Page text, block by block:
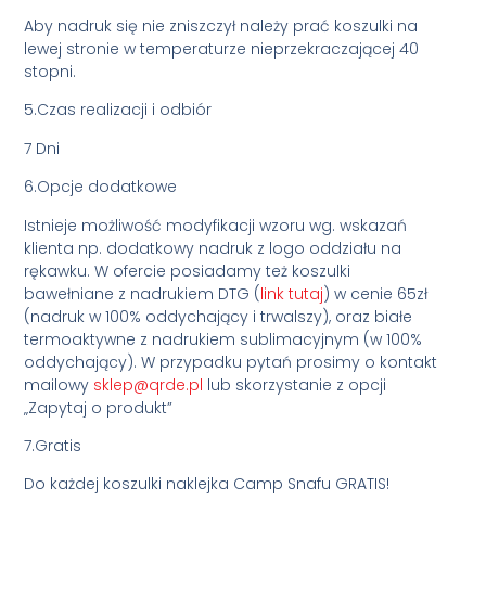
Aby nadruk się nie zniszczył należy prać koszulki na
lewej stronie w temperaturze nieprzekraczającej 40
stopni.
5.Czas realizacji i odbiór
7 Dni
6.Opcje dodatkowe
Istnieje możliwość modyfikacji wzoru wg. wskazań
klienta np. dodatkowy nadruk z logo oddziału na
rękawku. W ofercie posiadamy też koszulki
bawełniane z nadrukiem DTG (link tutaj) w cenie 65zł
(nadruk w 100% oddychający i trwalszy), oraz białe
termoaktywne z nadrukiem sublimacyjnym (w 100%
oddychający). W przypadku pytań prosimy o kontakt
mailowy sklep@qrde.pl lub skorzystanie z opcji
„Zapytaj o produkt”
7.Gratis
Do każdej koszulki naklejka Camp Snafu GRATIS!